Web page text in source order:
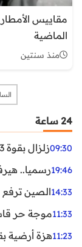
الماضية
منذ سنتين
24 ساعة
09:30زلزال بقوة 6.3 درجات يضرب جنوب الفلبين.. ولا تحذير من تسونامي حتى الآن
19:46رسميا..
14:33الصين ترفع
11:33موجة حر
11:23هزة أرضية بقوة 5.6 درجات